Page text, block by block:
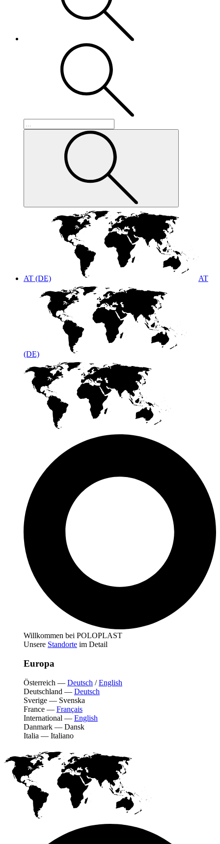
AT (DE) AT
(DE)
Willkommen bei POLOPLAST
Unsere Standorte im Detail
Europa
Österreich — Deutsch /English
Deutschland — Deutsch
Sverige — Svenska
France — Français
International — English
Danmark — Dansk
Italia — Italiano